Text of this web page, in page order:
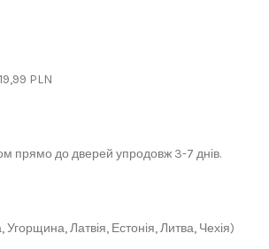
PLN
прямо до дверей упродовж 3-7 днів.
Латвія, Естонія, Литва, Чехія)